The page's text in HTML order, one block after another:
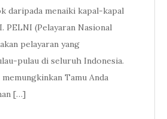
daripada menaiki kapal-kapal
PELNI (Pelayaran Nasional
pelayaran yang
pulau di seluruh Indonesia.
Tamu Anda
[…]